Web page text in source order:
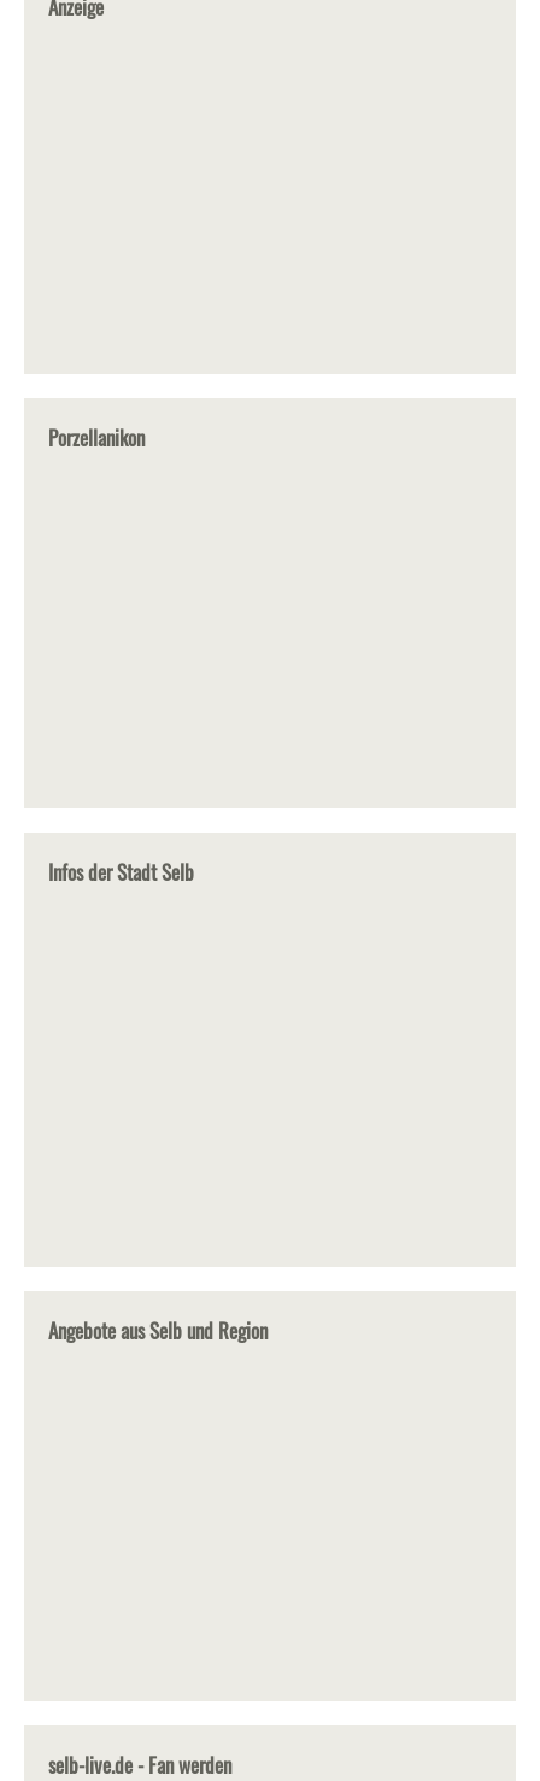
Anzeige
Porzellanikon
Infos der Stadt Selb
Angebote aus Selb und Region
selb-live.de - Fan werden